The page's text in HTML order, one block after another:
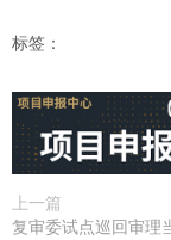
标签：
上一篇
复审委试点巡回审理